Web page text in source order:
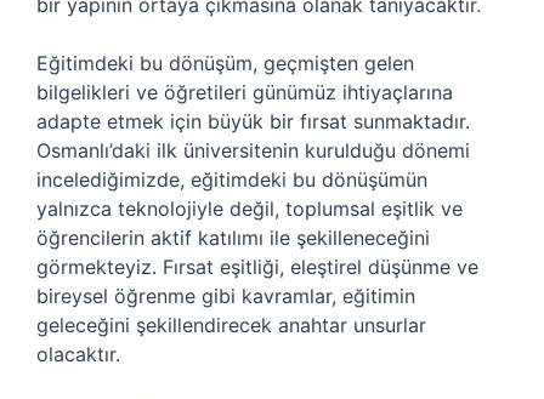
bir yapının ortaya çıkmasına olanak tanıyacaktır.
Eğitimdeki bu dönüşüm, geçmişten gelen
bilgelikleri ve öğretileri günümüz ihtiyaçlarına
adapte etmek için büyük bir fırsat sunmaktadır.
Osmanlı’daki ilk üniversitenin kurulduğu dönemi
incelediğimizde, eğitimdeki bu dönüşümün
yalnızca teknolojiyle değil, toplumsal eşitlik ve
öğrencilerin aktif katılımı ile şekilleneceğini
görmekteyiz. Fırsat eşitliği, eleştirel düşünme ve
bireysel öğrenme gibi kavramlar, eğitimin
geleceğini şekillendirecek anahtar unsurlar
olacaktır.